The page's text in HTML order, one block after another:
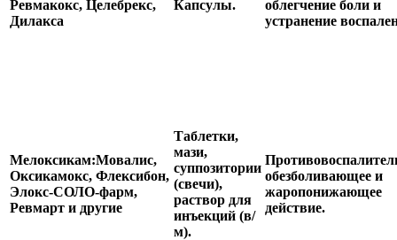
Ревмакокс, Целебрекс,
Дилакса
Капсулы.
облегчение боли и
устранение
Мелоксикам:Мовалис,
Оксикамокс, Флексибон,
Элокс-СОЛО-фарм,
Ревмарт и другие
Таблетки,
мази,
суппозитории
(свечи),
раствор для
инъекций (в/
м).
обезболивающее и
жаропонижающее
действие.